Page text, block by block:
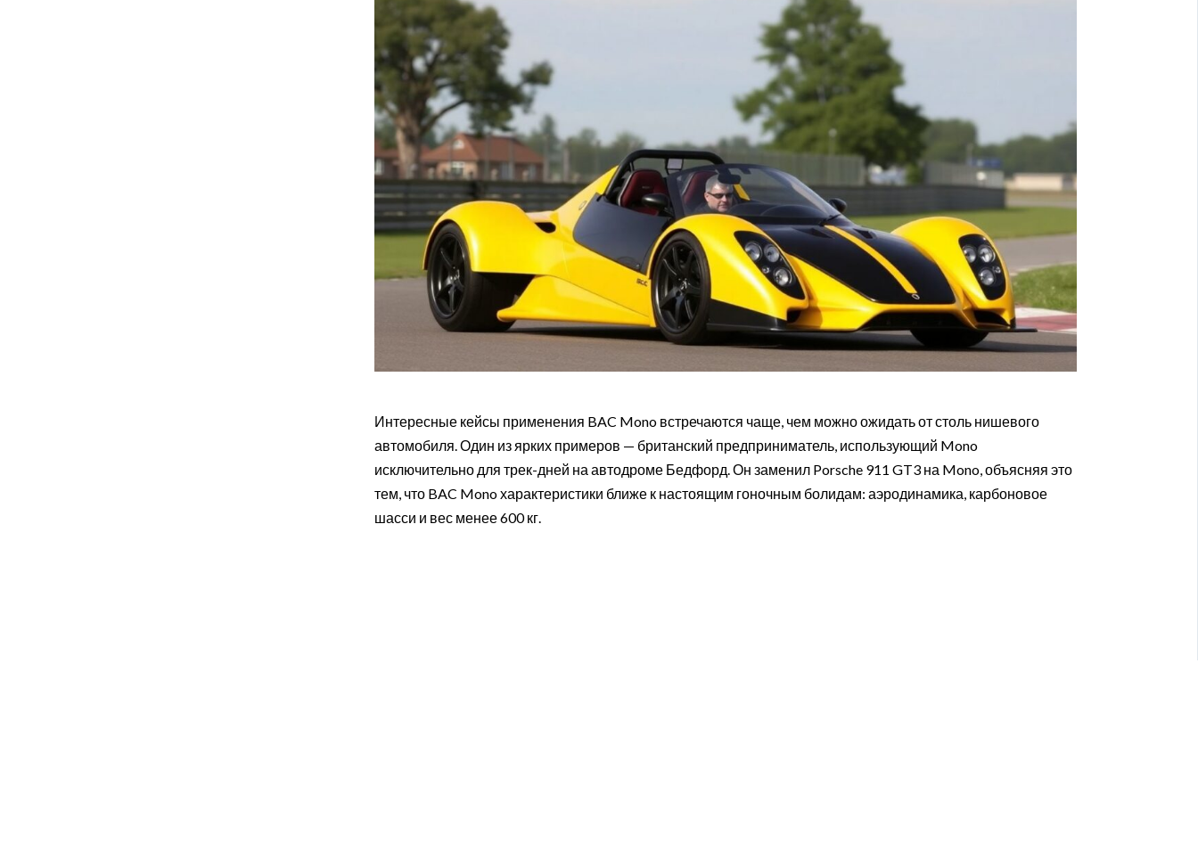
Интересные кейсы применения BAC Mono встречаются чаще, чем можно ожидать от столь нишевого
автомобиля. Один из ярких примеров — британский предприниматель, использующий Mono
исключительно для трек-дней на автодроме Бедфорд. Он заменил Porsche 911 GT3 на Mono, объясняя это
тем, что BAC Mono характеристики ближе к настоящим гоночным болидам: аэродинамика, карбоновое
шасси и вес менее 600 кг.